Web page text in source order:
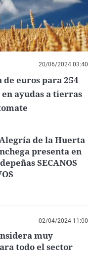
20/06/2024 03:40
euros para 254
ayudas a tierras
de la Huerta
presenta en
SECANOS
02/04/2024 11:00
muy
todo el sector